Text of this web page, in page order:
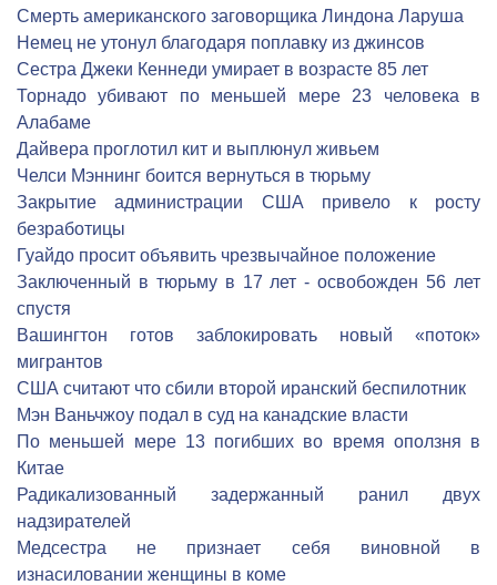
Смерть американского заговорщика Линдона Ларуша
Немец не утонул благодаря поплавку из джинсов
Сестра Джеки Кеннеди умирает в возрасте 85 лет
Торнадо убивают по меньшей мере 23 человека в
Алабаме
Дайвера проглотил кит и выплюнул живьем
Челси Мэннинг боится вернуться в тюрьму
Закрытие администрации США привело к росту
безработицы
Гуайдо просит объявить чрезвычайное положение
Заключенный в тюрьму в 17 лет - освобожден 56 лет
спустя
Вашингтон готов заблокировать новый «поток»
мигрантов
США считают что сбили второй иранский беспилотник
Мэн Ваньчжоу подал в суд на канадские власти
По меньшей мере 13 погибших во время оползня в
Китае
Радикализованный задержанный ранил двух
надзирателей
Медсестра не признает себя виновной в
изнасиловании женщины в коме